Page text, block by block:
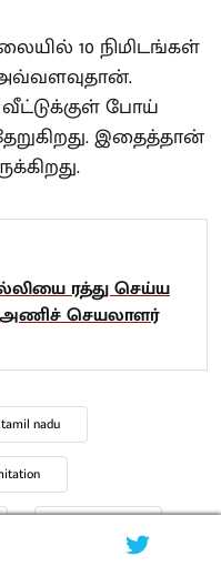
10 நிமிடங்கள்
அவ்வளவுதான்.
போய்
இதைத்தான்
ரத்து செய்ய
அணிச் செயலாளர்
tamil nadu